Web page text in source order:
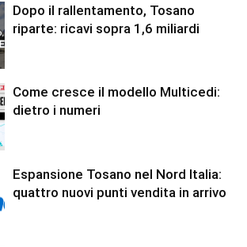
Dopo il rallentamento, Tosano
riparte: ricavi sopra 1,6 miliardi
Come cresce il modello Multicedi:
dietro i numeri
Espansione Tosano nel Nord Italia:
quattro nuovi punti vendita in arrivo